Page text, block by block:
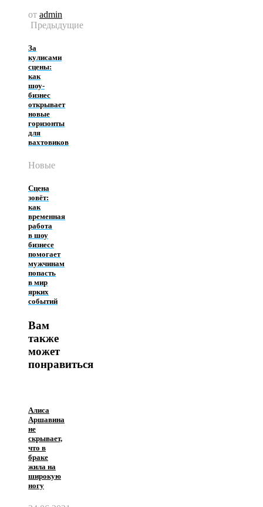
от admin
Предыдущие
За
кулисами
сцены:
как
шоу-
бизнес
открывает
новые
горизонты
для
вахтовиков
Новые
Сцена
зовёт:
как
временная
работа
в шоу
бизнесе
помогает
мужчинам
попасть
в мир
ярких
событий
Вам
также
может
понравиться
Алиса
Аршавина
не
скрывает,
что в
браке
жила на
широкую
ногу